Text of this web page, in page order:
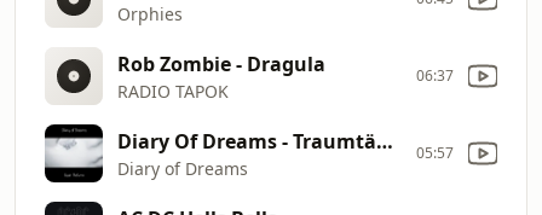
Orphies
Rob Zombie - Dragula
RADIO TAPOK
06:37
Diary Of Dreams - Traumtänzer
Diary of Dreams
05:57